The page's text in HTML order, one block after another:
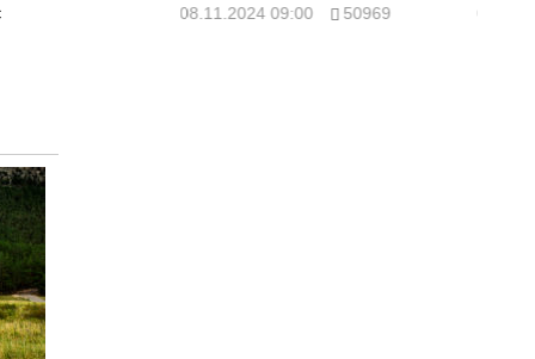
08.11.2024 09:00 50969